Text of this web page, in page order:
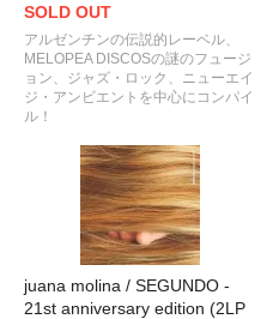
SOLD OUT
アルゼンチンの伝説的レーベル、
MELOPEA DISCOSの謎のフュージ
ョン、ジャズ・ロック、ニューエイ
ジ・アンビエントを中心にコンパイ
ル！
juana molina / SEGUNDO -
21st anniversary edition (2LP